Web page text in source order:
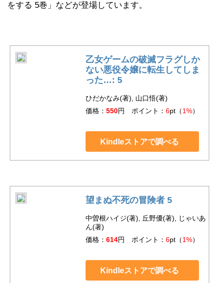
をする 5巻」などが登場しています。
乙女ゲームの破滅フラグしか
ない悪役令嬢に転生してしま
った…: 5
ひだかなみ(著), 山口悟(著)
価格： 550円 ポイント： 6pt（1%）
Kindleストアで調べる
望まぬ不死の冒険者 5
中曽根ハイジ(著), 丘野優(著), じゃいあ
ん(著)
価格： 614円 ポイント： 6pt（1%）
Kindleストアで調べる